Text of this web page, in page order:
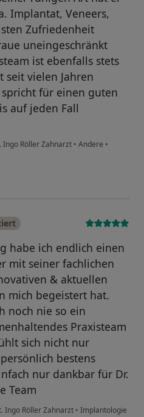
Implantat, Veneers,
Zufriedenheit
uneingeschränkt
ist ebenfalls stets
vielen Jahren
für einen guten
auf jeden Fall
Ingo Röller Zahnarzt • Andere •
habe ich endlich einen
mit seiner fachlichen
& aktuellen
mich begeistert hat.
noch nie so ein
Praxisteam
sich nicht nur
bestens
nur dankbar für Dr.
Team
Ingo Röller Zahnarzt • Implantologie